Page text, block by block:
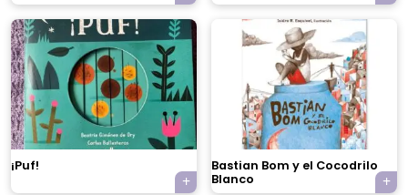
¡Puf!
Bastian Bom y el Cocodrilo
Blanco
×